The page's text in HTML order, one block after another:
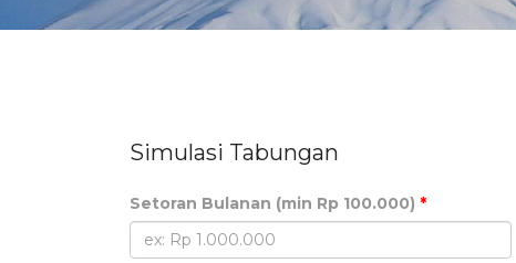
Simulasi Tabungan
Setoran Bulanan (min Rp 100.000) *